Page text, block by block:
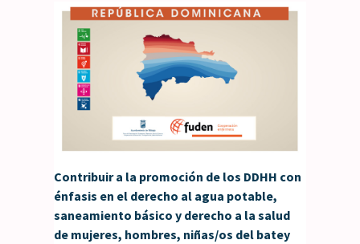
Contribuir a la promoción de los DDHH con
énfasis en el derecho al agua potable,
saneamiento básico y derecho a la salud
de mujeres, hombres, niñas/os del batey